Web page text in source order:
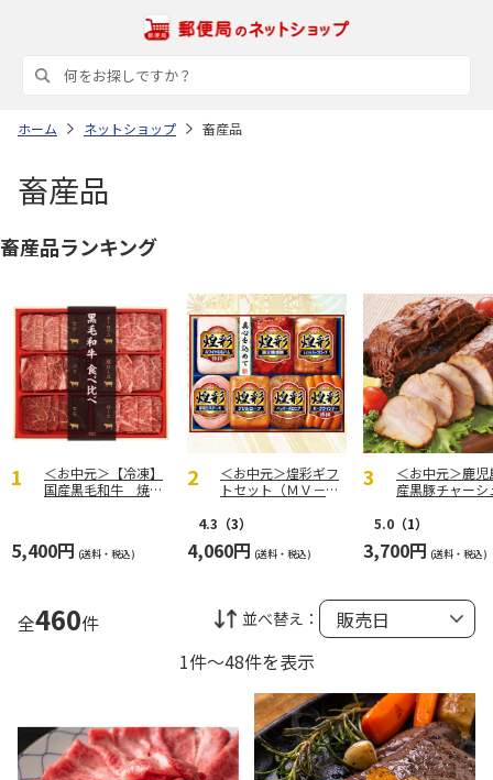
ホーム ネットショップ 畜産品
畜産品
畜産品ランキング
＜お中元＞【冷凍】
国産黒毛和牛 焼肉
5,400円 (送料・税込)
＜お中元＞煌彩ギフ
トセット（ＭＶ－５
4.3 （3）
4,060円 (送料・税込)
＜お中元＞鹿児
産黒豚チャーシ
5.0 （1）
3,700円 (送料・税込)
全460件 並べ替え：
1件～48件を表示